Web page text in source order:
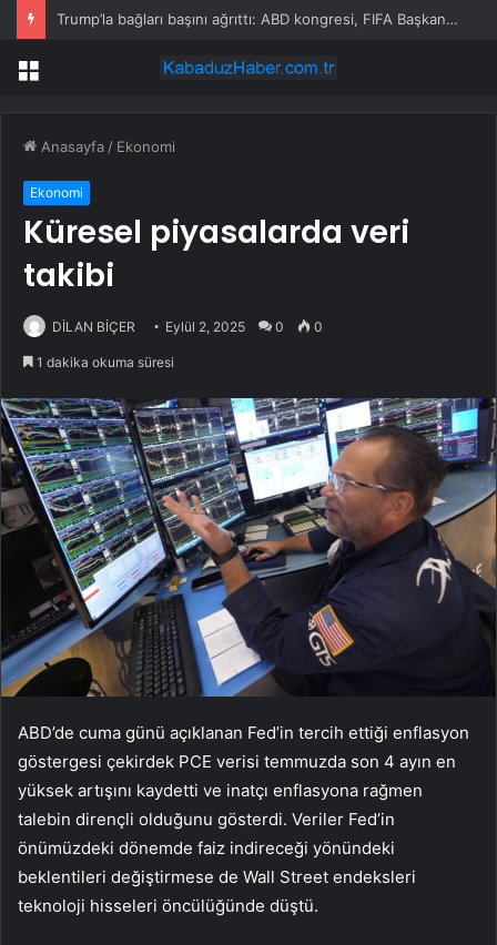
Trump’la bağları başını ağrıttı: ABD kongresi, FIFA Başkanı hakkında soruşturma başlattı
Menü
Anasayfa / Ekonomi
Ekonomi
Küresel piyasalarda veri
takibi
DİLAN BİÇER Eylül 2, 2025 0 0
1 dakika okuma süresi
ABD’de cuma günü açıklanan Fed’in tercih ettiği enflasyon
göstergesi çekirdek PCE verisi temmuzda son 4 ayın en
yüksek artışını kaydetti ve inatçı enflasyona rağmen
talebin dirençli olduğunu gösterdi. Veriler Fed’in
önümüzdeki dönemde faiz indireceği yönündeki
beklentileri değiştirmese de Wall Street endeksleri
teknoloji hisseleri öncülüğünde düştü.